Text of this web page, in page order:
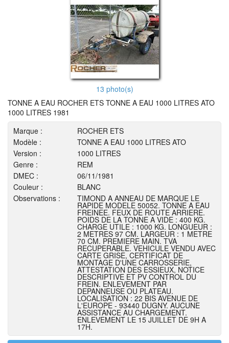
13 photo(s)
TONNE A EAU ROCHER ETS TONNE A EAU 1000 LITRES ATO
1000 LITRES 1981
Marque :
ROCHER ETS
Modèle :
TONNE A EAU 1000 LITRES ATO
Version :
1000 LITRES
Genre :
REM
DMEC :
06/11/1981
Couleur :
BLANC
Observations :
TIMOND A ANNEAU DE MARQUE LE
RAPIDE MODELE 50052. TONNE A EAU
FREINEE. FEUX DE ROUTE ARRIERE.
POIDS DE LA TONNE A VIDE : 400 KG.
CHARGE UTILE : 1000 KG. LONGUEUR :
2 METRES 97 CM. LARGEUR : 1 METRE
70 CM. PREMIERE MAIN. TVA
RECUPERABLE. VEHICULE VENDU AVEC
CARTE GRISE, CERTIFICAT DE
MONTAGE D'UNE CARROSSERIE,
ATTESTATION DES ESSIEUX, NOTICE
DESCRIPTIVE ET PV CONTROL DU
FREIN. ENLEVEMENT PAR
DEPANNEUSE OU PLATEAU.
LOCALISATION : 22 BIS AVENUE DE
L'EUROPE - 93440 DUGNY. AUCUNE
ASSISTANCE AU CHARGEMENT.
ENLEVEMENT LE 15 JUILLET DE 9H A
17H.